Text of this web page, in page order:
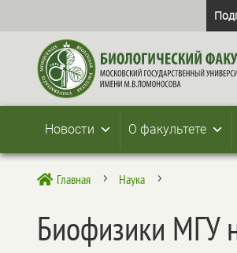
Новости О факультете
 Главная 5 Наука 5
Биофизики МГУ